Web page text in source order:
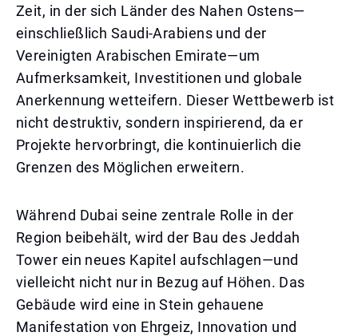
Zeit, in der sich Länder des Nahen Ostens—
einschließlich Saudi-Arabiens und der
Vereinigten Arabischen Emirate—um
Aufmerksamkeit, Investitionen und globale
Anerkennung wetteifern. Dieser Wettbewerb ist
nicht destruktiv, sondern inspirierend, da er
Projekte hervorbringt, die kontinuierlich die
Grenzen des Möglichen erweitern.
Während Dubai seine zentrale Rolle in der
Region beibehält, wird der Bau des Jeddah
Tower ein neues Kapitel aufschlagen—und
vielleicht nicht nur in Bezug auf Höhen. Das
Gebäude wird eine in Stein gehauene
Manifestation von Ehrgeiz, Innovation und